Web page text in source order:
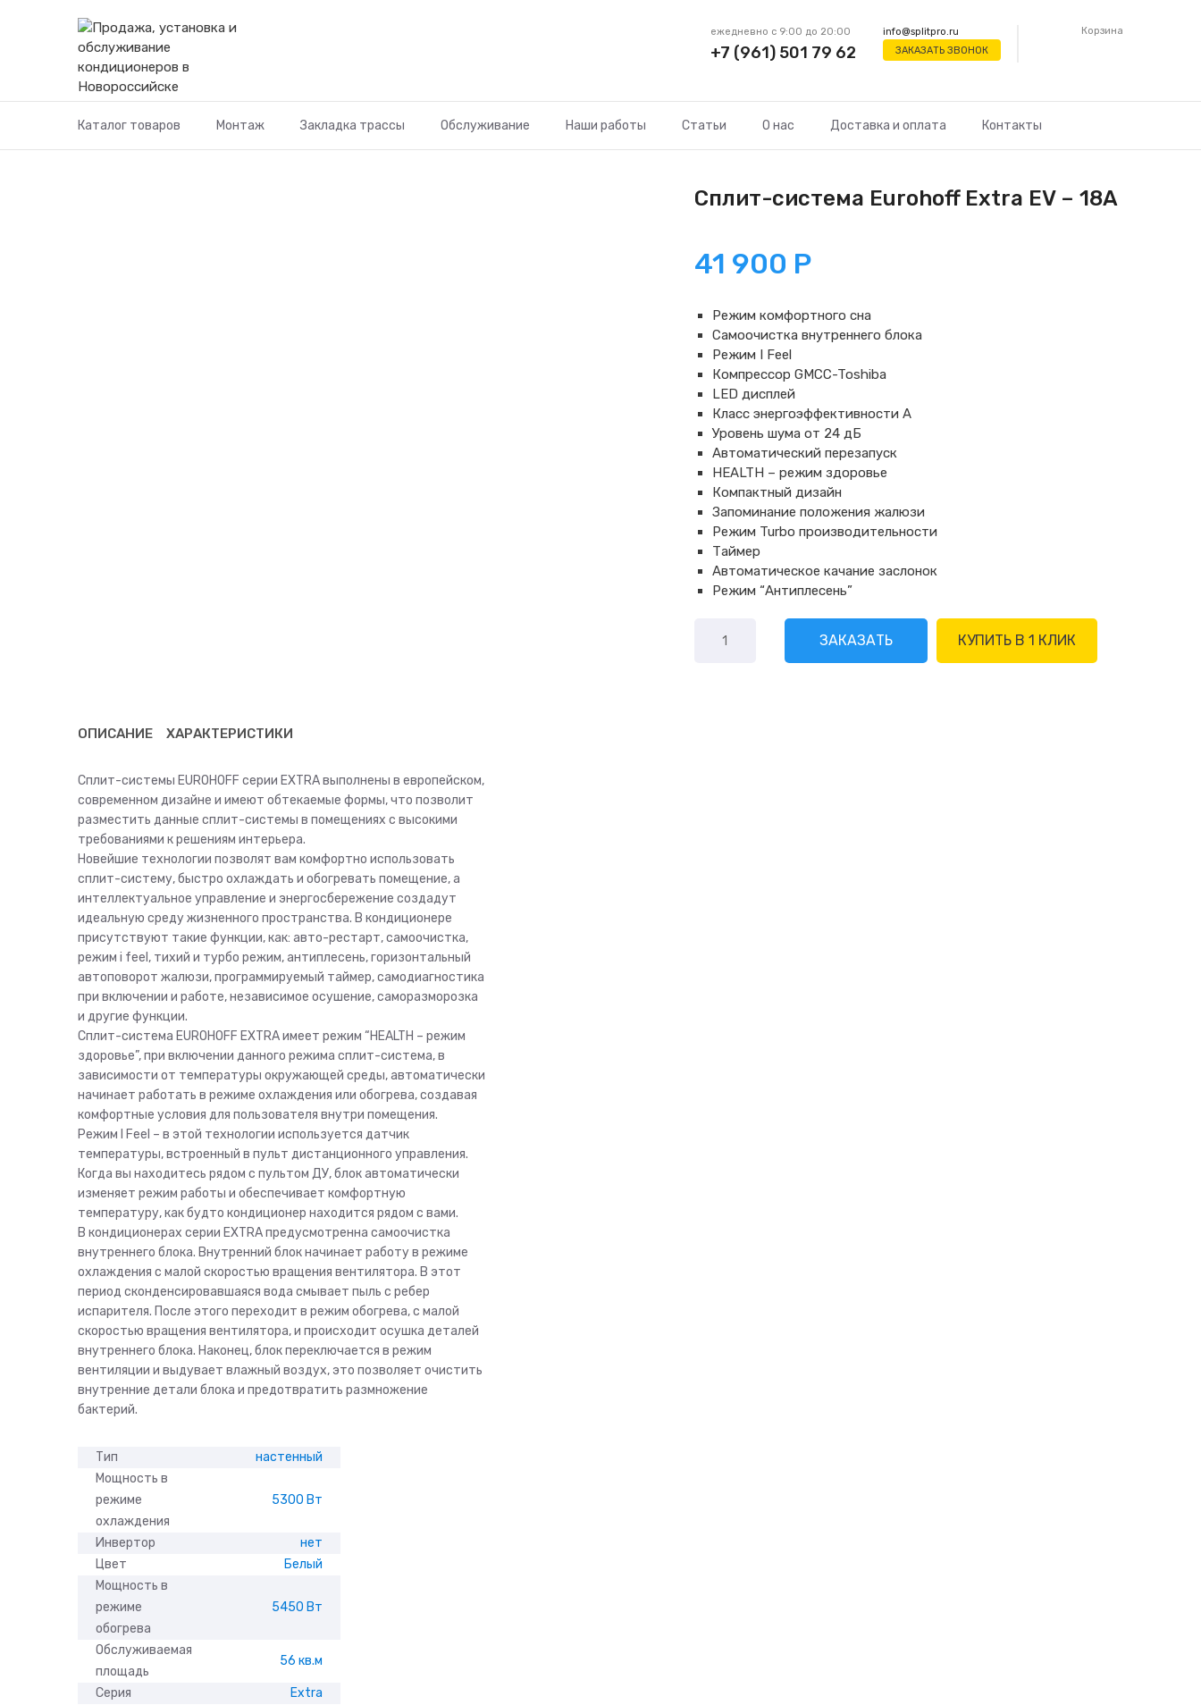
содержимому
info@splitpro.ru
ЗАКАЗАТЬ ЗВОНОК
ежедневно с 9:00 до 20:00
+7 (961) 501 79 62
Корзина
Каталог товаров Монтаж Закладка трассы Обслуживание Наши работы Статьи О нас Доставка и оплата Контакты
Сплит-система Eurohoff Extra EV – 18A
41 900 Р
Режим комфортного сна
Самоочистка внутреннего блока
Режим I Feel
Компрессор GMCC-Toshiba
LED дисплей
Класс энергоэффективности А
Уровень шума от 24 дБ
Автоматический перезапуск
HEALTH – режим здоровье
Компактный дизайн
Запоминание положения жалюзи
Режим Turbo производительности
Таймер
Автоматическое качание заслонок
Режим “Антиплесень”
товара
ЗАКАЗАТЬ КУПИТЬ В 1 КЛИК
ОПИСАНИЕ ХАРАКТЕРИСТИКИ
Сплит-системы EUROHOFF серии EXTRA выполнены в европейском,
современном дизайне и имеют обтекаемые формы, что позволит
разместить данные сплит-системы в помещениях с высокими
требованиями к решениям интерьера.
Новейшие технологии позволят вам комфортно использовать
сплит-систему, быстро охлаждать и обогревать помещение, а
интеллектуальное управление и энергосбережение создадут
идеальную среду жизненного пространства. В кондиционере
присутствуют такие функции, как: авто-рестарт, самоочистка,
режим i feel, тихий и турбо режим, антиплесень, горизонтальный
автоповорот жалюзи, программируемый таймер, самодиагностика
при включении и работе, независимое осушение, саморазморозка
и другие функции.
Сплит-система EUROHOFF EXTRA имеет режим “HEALTH – режим
здоровье”, при включении данного режима сплит-система, в
зависимости от температуры окружающей среды, автоматически
начинает работать в режиме охлаждения или обогрева, создавая
комфортные условия для пользователя внутри помещения.
Режим I Feel – в этой технологии используется датчик
температуры, встроенный в пульт дистанционного управления.
Когда вы находитесь рядом с пультом ДУ, блок автоматически
изменяет режим работы и обеспечивает комфортную
температуру, как будто кондиционер находится рядом с вами.
В кондиционерах серии EXTRA предусмотренна самоочистка
внутреннего блока. Внутренний блок начинает работу в режиме
охлаждения с малой скоростью вращения вентилятора. В этот
период сконденсировавшаяся вода смывает пыль с ребер
испарителя. После этого переходит в режим обогрева, с малой
скоростью вращения вентилятора, и происходит осушка деталей
внутреннего блока. Наконец, блок переключается в режим
вентиляции и выдувает влажный воздух, это позволяет очистить
внутренние детали блока и предотвратить размножение
бактерий.
Тип
настенный
Мощность в
режиме
охлаждения
5300 Вт
Инвертор
нет
Цвет
Белый
Мощность в
режиме
обогрева
5450 Вт
Обслуживаемая
площадь
56 кв.м
Серия
Extra